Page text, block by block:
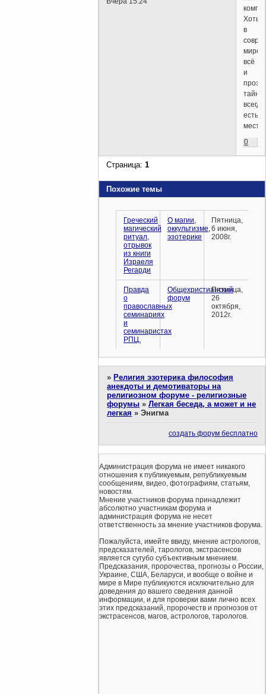
Хоть
в
мире
всё
и
тайне
всегда
есть
место.
0
Страница:1
Похожие темы
Греческий
магический
ритуал,
отрывок
из книги
Израеля
Регарди
О магии,
оккультизме,
эзотерике
Пятница,
6 июня,
2008г.
Правда
о
православных
семинариях
и
семинаристах
РПЦ.
Общехристианский
форум
Пятница,
26
октября,
2012г.
» Религия эзотерика философия
анекдоты и демотиваторы на
религиозном форуме - религиозные
форумы »Легкая беседа, а может и не
легкая »Энигма
создать форум бесплатно
Администрация форума не имеет никакого
отношения к публикуемым, републикуемым
сообщениям, видео, фотографиям, статьям,
новостям.
Мнение участников форума принадлежит
абсолютно участникам форума и
администрация форума не несет
ответственность за мнение участников форума.
Пожалуйста, имейте ввиду, мнение астрологов,
предсказателей, тарологов, экстрасенсов
является сугубо субъективным мнением.
Предсказания, пророчества, прогнозы о России,
Украине, США, Беларуси, и вообще о войне и
мире в Мире публикуются исключительно для
доведения до вашего сведения данной
информации, и для проверки вами лично всех
этих предсказаний, пророчеств и прогнозов от
экстрасенсов, магов, астрологов, тарологов.